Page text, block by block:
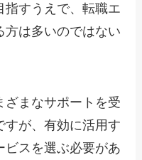
指すうえで、転職エ
方は多いのではない
ざまなサポートを受
すが、有効に活用す
ビスを選ぶ必要があ